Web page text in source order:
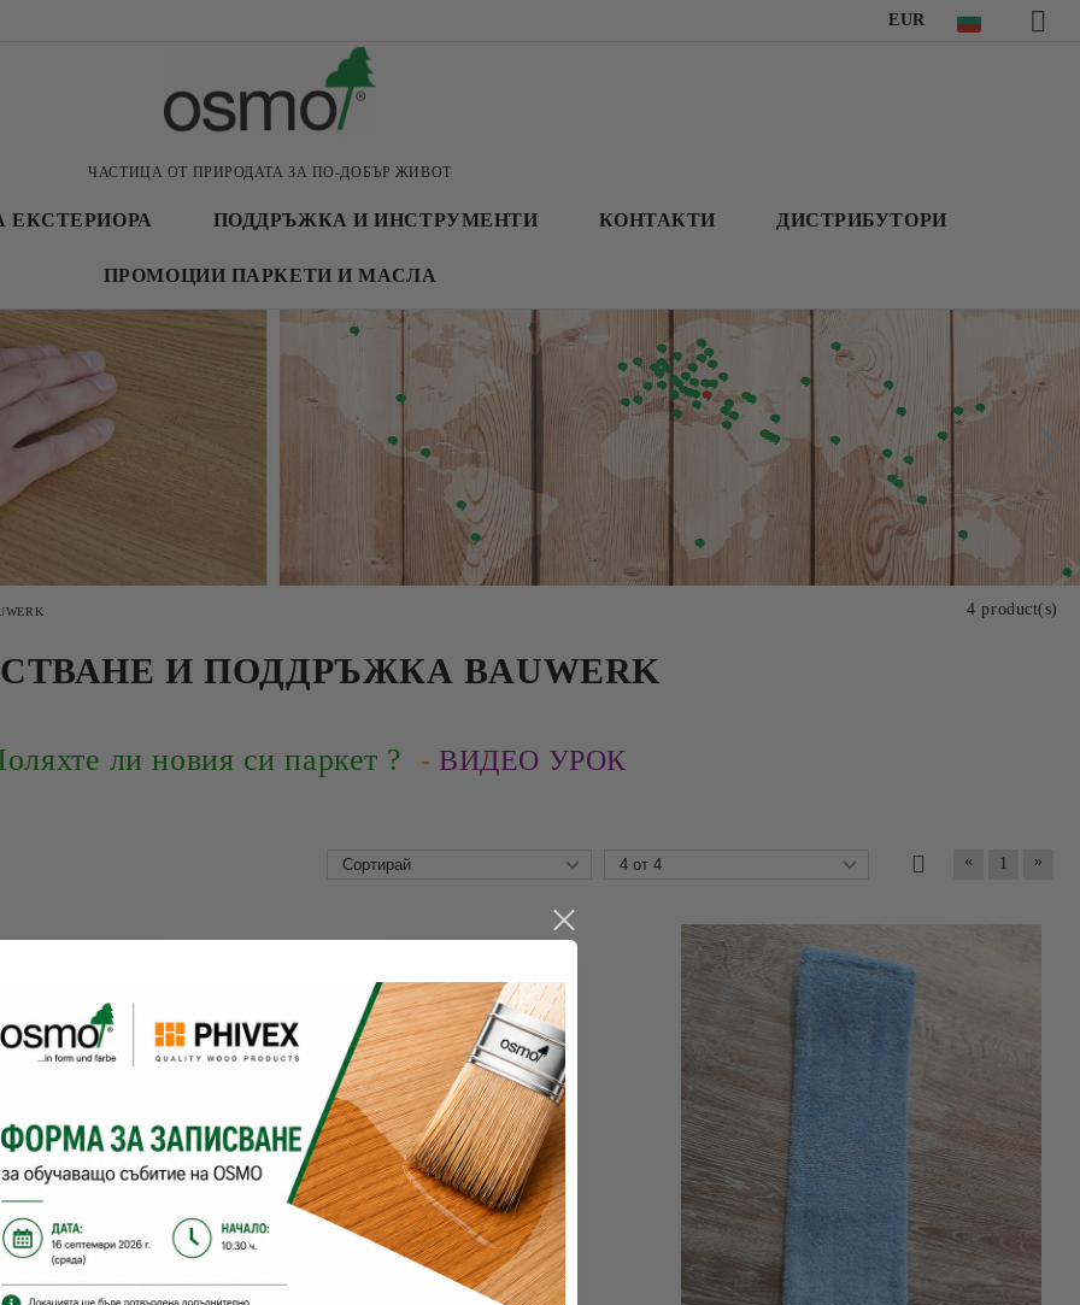
EUR
ЧАСТИЦА ОТ ПРИРОДАТА ЗА ПО-ДОБЪР ЖИВОТ
ЕКСТЕРИОРА ПОДДРЪЖКА И ИНСТРУМЕНТИ КОНТАКТИ ДИСТРИБУТОРИ
ПРОМОЦИИ ПАРКЕТИ И МАСЛА
И ПОДДРЪЖКА BAUWERK
ли новия си паркет ? - ВИДЕО УРОК
4 product(s)
« 1 »